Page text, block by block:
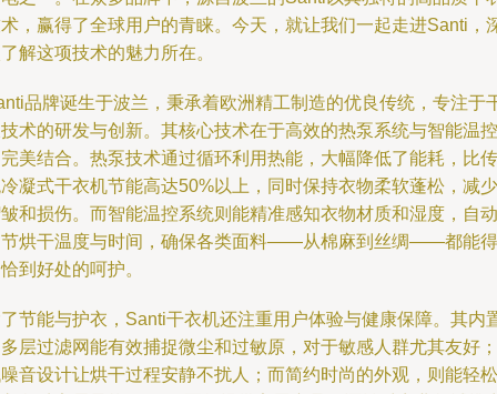
，赢得了全球用户的青睐。今天，就让我们一起走进Santi，
解这项技术的魅力所在。
品牌诞生于波兰，秉承着欧洲精工制造的优良传统，专注于
术的研发与创新。其核心技术在于高效的热泵系统与智能温控
美结合。热泵技术通过循环利用热能，大幅降低了能耗，比传
凝式干衣机节能高达50%以上，同时保持衣物柔软蓬松，减少
和损伤。而智能温控系统则能精准感知衣物材质和湿度，自动
烘干温度与时间，确保各类面料——从棉麻到丝绸——都能得
到好处的呵护。
节能与护衣，Santi干衣机还注重用户体验与健康保障。其内
层过滤网能有效捕捉微尘和过敏原，对于敏感人群尤其友好；
音设计让烘干过程安静不扰人；而简约时尚的外观，则能轻松